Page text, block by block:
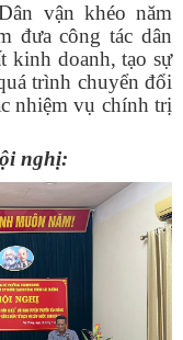
vận khéo năm
đưa công tác dân
kinh doanh, tạo sự
trình chuyển đổi
nhiệm vụ chính trị
nghị: